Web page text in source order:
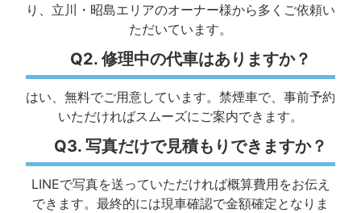
り、立川・昭島エリアのオーナー様から多くご依頼い
ただいています。
Q2. 修理中の代車はありますか？
はい、無料でご用意しています。禁煙車で、事前予約
いただければスムーズにご案内できます。
Q3. 写真だけで見積もりできますか？
LINEで写真を送っていただければ概算費用をお伝え
できます。最終的には現車確認で金額確定となりま